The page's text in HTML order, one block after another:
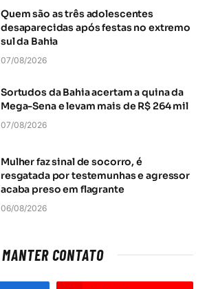
Quem são as três adolescentes
desaparecidas após festas no extremo
sul da Bahia
07/08/2026
Sortudos da Bahia acertam a quina da
Mega-Sena e levam mais de R$ 264 mil
07/08/2026
Mulher faz sinal de socorro, é
resgatada por testemunhas e agressor
acaba preso em flagrante
06/08/2026
MANTER CONTATO